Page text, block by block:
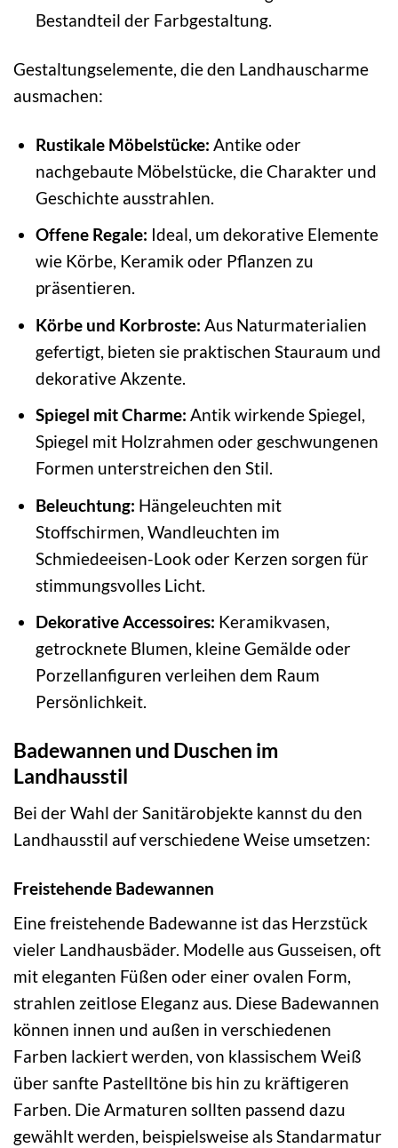
Bestandteil der Farbgestaltung.
Gestaltungselemente, die den Landhauscharme
ausmachen:
Rustikale Möbelstücke: Antike oder
nachgebaute Möbelstücke, die Charakter und
Geschichte ausstrahlen.
Offene Regale: Ideal, um dekorative Elemente
wie Körbe, Keramik oder Pflanzen zu
präsentieren.
Körbe und Korbroste: Aus Naturmaterialien
gefertigt, bieten sie praktischen Stauraum und
dekorative Akzente.
Spiegel mit Charme: Antik wirkende Spiegel,
Spiegel mit Holzrahmen oder geschwungenen
Formen unterstreichen den Stil.
Beleuchtung: Hängeleuchten mit
Stoffschirmen, Wandleuchten im
Schmiedeeisen-Look oder Kerzen sorgen für
stimmungsvolles Licht.
Dekorative Accessoires: Keramikvasen,
getrocknete Blumen, kleine Gemälde oder
Porzellanfiguren verleihen dem Raum
Persönlichkeit.
Badewannen und Duschen im
Landhausstil
Bei der Wahl der Sanitärobjekte kannst du den
Landhausstil auf verschiedene Weise umsetzen:
Freistehende Badewannen
Eine freistehende Badewanne ist das Herzstück
vieler Landhausbäder. Modelle aus Gusseisen, oft
mit eleganten Füßen oder einer ovalen Form,
strahlen zeitlose Eleganz aus. Diese Badewannen
können innen und außen in verschiedenen
Farben lackiert werden, von klassischem Weiß
über sanfte Pastelltöne bis hin zu kräftigeren
Farben. Die Armaturen sollten passend dazu
gewählt werden, beispielsweise als Standarmatur